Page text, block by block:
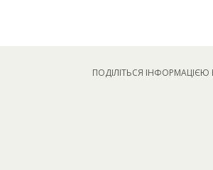
ПОДІЛІТЬСЯ ІНФОРМАЦІЄЮ